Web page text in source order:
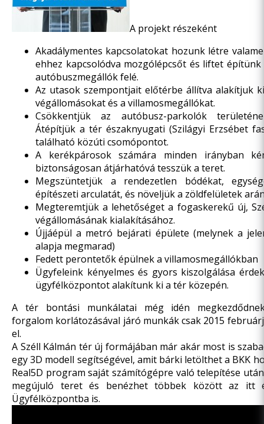
A projekt részeként
Akadálymentes kapcsolatokat hozunk létre
ehhez kapcsolódva mozgólépcsőt és liftet
autóbuszmegállók felé.
Az utasok szempontjait előtérbe állítva alakítjuk
végállomásokat és a villamosmegállókat.
Csökkentjük az autóbusz-parkolók
Átépítjük a tér északnyugati (Szilágyi Erzsébet
található közúti csomópontot.
A kerékpárosok számára minden irányban
biztonságosan átjárhatóvá tesszük a teret.
Megszüntetjük a rendezetlen bódékat,
építészeti arculatát, és növeljük a zöldfelületek
Megteremtjük a lehetőséget a fogaskerekű új,
végállomásának kialakításához.
Újjáépül a metró bejárati épülete (melynek a
alapja megmarad)
Fedett perontetők épülnek a villamosmegállókban
Ügyfeleink kényelmes és gyors kiszolgálása
ügyfélközpontot alakítunk ki a tér közepén.
A tér bontási munkálatai még idén
forgalom korlátozásával járó munkák csak 2015
el.
A Széll Kálmán tér új formájában már akár most is
egy 3D modell segítségével, amit bárki letölthet a BKK
Real5D program saját számítógépre való telepítése
megújuló teret és benézhet többek között az itt
Ügyfélközpontba is.